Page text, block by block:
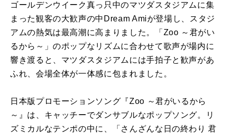
ゴールデンウイーク真っ只中のマツダスタジアムに集
まった観客の大歓声の中Dream Amiが登場し、スタジ
アムの熱気は最高潮に高まりました。「Zoo ～君がい
るから～」のポップなリズムに合わせて歌声が場内に
響き渡ると、マツダスタジアムには手拍子と歓声があ
ふれ、会場全体が一体感に包まれました。
日本版プロモーションソング『Zoo ～君がいるから
～』は、キャッチーでダンサブルなポップソング。リ
ズミカルなテンポの中に、「さんざんな日の終わり 君